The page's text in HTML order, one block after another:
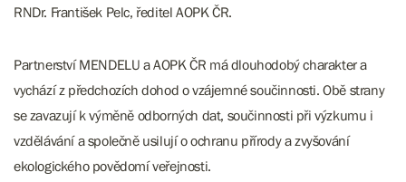
RNDr. František Pelc, ředitel AOPK ČR.
Partnerství MENDELU a AOPK ČR má dlouhodobý charakter a
vychází z předchozích dohod o vzájemné součinnosti. Obě strany
se zavazují k výměně odborných dat, součinnosti při výzkumu i
vzdělávání a společně usilují o ochranu přírody a zvyšování
ekologického povědomí veřejnosti.